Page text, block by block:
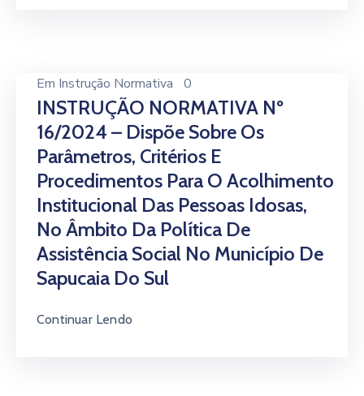
Em Instrução Normativa 0
INSTRUÇÃO NORMATIVA Nº
16/2024 – Dispõe Sobre Os
Parâmetros, Critérios E
Procedimentos Para O Acolhimento
Institucional Das Pessoas Idosas,
No Âmbito Da Política De
Assistência Social No Município De
Sapucaia Do Sul
Continuar Lendo